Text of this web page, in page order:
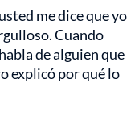
me dice que yo
Cuando
de alguien que
explicó por qué lo